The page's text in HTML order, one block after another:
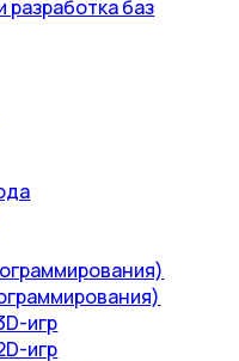
разработка баз
игр
игр